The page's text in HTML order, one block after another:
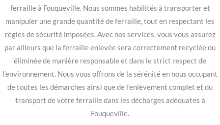
ferraille à Fouqueville. Nous sommes habilités à transporter et
manipuler une grande quantité de ferraille, tout en respectant les
règles de sécurité imposées. Avec nos services, vous vous assurez
par ailleurs que la ferraille enlevée sera correctement recyclée ou
éliminée de manière responsable et dans le strict respect de
l’environnement. Nous vous offrons de la sérénité en nous occupant
de toutes les démarches ainsi que de l’enlèvement complet et du
transport de votre ferraille dans les décharges adéquates à
Fouqueville.